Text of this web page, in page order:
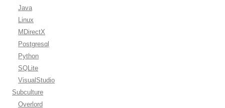
Java
Linux
MDirectX
Postgresql
Python
SQLite
VisualStudio
Subculture
Overlord